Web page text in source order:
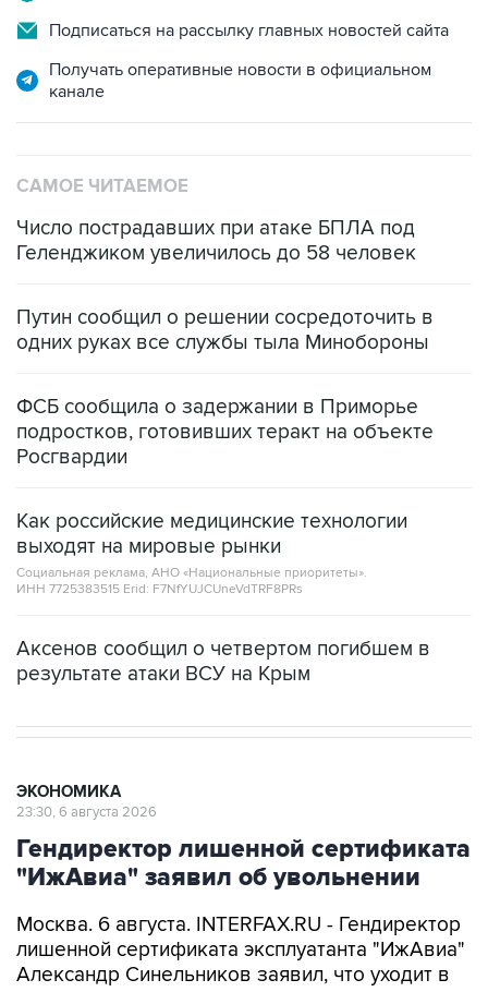
Подписаться на рассылку главных новостей сайта
Получать оперативные новости в официальном
канале
САМОЕ ЧИТАЕМОЕ
Число пострадавших при атаке БПЛА под
Геленджиком увеличилось до 58 человек
Путин сообщил о решении сосредоточить в
одних руках все службы тыла Минобороны
ФСБ сообщила о задержании в Приморье
подростков, готовивших теракт на объекте
Росгвардии
Как российские медицинские технологии
выходят на мировые рынки
Социальная реклама, АНО «Национальные приоритеты».
ИНН 7725383515 Erid: F7NfYUJCUneVdTRF8PRs
Аксенов сообщил о четвертом погибшем в
результате атаки ВСУ на Крым
ЭКОНОМИКА
23:30, 6 августа 2026
Гендиректор лишенной сертификата
"ИжАвиа" заявил об увольнении
Москва. 6 августа. INTERFAX.RU - Гендиректор
лишенной сертификата эксплуатанта "ИжАвиа"
Александр Синельников заявил, что уходит в